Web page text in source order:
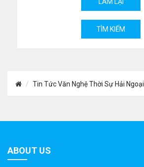
Tin Tức Văn Nghệ Thời Sự Hải Ngoại
ABOUT US